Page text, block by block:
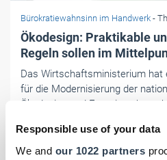
Responsible use of your data
We and our 1022 partners
Bürokratiewahnsinn im Handwerk -
Ökodesign: Praktikable
Regeln sollen im
Das Wirtschaftsministerium hat
für die Modernisierung der
Ökodesign und
Regelung.